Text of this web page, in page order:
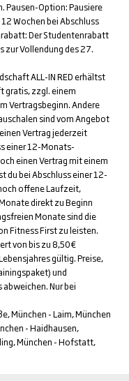
Pausen-Option: Pausiere
Wochen bei Abschluss
Der Studentenrabatt
zur Vollendung des 27.
ALL-IN RED erhältst
gratis, zzgl. einem
Vertragsbeginn. Andere
sind vom Angebot
Vertrag jederzeit
einer 12-Monats-
einen Vertrag mit einem
du bei Abschluss einer 12-
offene Laufzeit,
direkt zu Beginn
Monate sind die
Fitness First zu leisten.
von bis zu 8,50€
gültig. Preise,
und
Nur bei
München - Laim, München
- Haidhausen,
München - Hofstatt,